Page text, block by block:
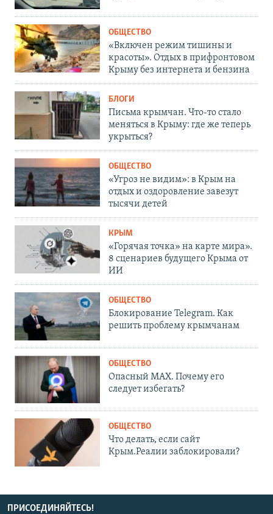
ОБЩЕСТВО
«Включен режим тишины и
красоты». Отдых в прифронтовом
Крыму без интернета и бензина
БЛОГИ
Письма крымчан. Что-то стало
меняться в Крыму: где же теперь
укрыться?
ОБЩЕСТВО
«Угроз не видим»: в Крым на
отдых и оздоровление завезут
тысячи детей
КРЫМ
«Горячая точка» на карте мира».
8 сценариев будущего Крыма от
ИИ
ОБЩЕСТВО
Блокирование Telegram. Как
решить проблему крымчанам
ОБЩЕСТВО
Опасный MAX. Почему его
следует избегать?
ОБЩЕСТВО
Что делать, если сайт
Крым.Реалии заблокировали?
ПРИСОЕДИНЯЙТЕСЬ!